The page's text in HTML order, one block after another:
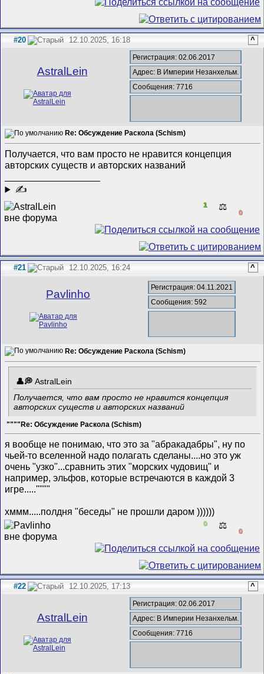
#20 12.10.2025, 16:18 ^
AstralLein
Регистрация: 02.06.2017
Адрес: В Империи Незанхельм.
Сообщения: 7716
Re: Обсуждение Раскола (Schism)
Получается, что вам просто не нравится концепция
авторских существ и авторских названий
✍
1 ⚖️
0
#21 12.10.2025, 16:24 ^
Pavlinho
Регистрация: 04.11.2021
Сообщения: 592
Re: Обсуждение Раскола (Schism)
AstralLein
Получается, что вам просто не нравится концепция
авторских существ и авторских названий
""""Re: Обсуждение Раскола (Schism)
я вообще не понимаю, что это за "абракадабры", ну по
чьей-то вселенной надо полагать сделаны....но это уж
очень "узко"...сравнить этих "морских чудовищ" и
например, эльфов, которые встречаются в каждой 3
игре.....""""
хммм.....полдня "беседы" не прошли даром ))))))
0 ⚖️
0
#22 12.10.2025, 17:13 ^
AstralLein
Регистрация: 02.06.2017
Адрес: В Империи Незанхельм.
Сообщения: 7716